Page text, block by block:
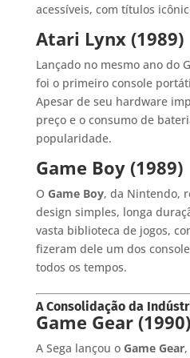
acessíveis, com títulos
Atari Lynx (1989)
Lançado no mesmo ano do
foi o primeiro console
Apesar de seu hardware
preço e o consumo de
popularidade.
Game Boy (1989)
O Game Boy, da Nintendo,
design simples, longa
vasta biblioteca de jogos,
fizeram dele um dos
todos os tempos.
A Consolidação da
Game Gear (1990)
A Sega lançou o Game Gear,